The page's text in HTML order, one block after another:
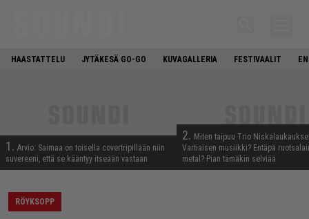
HAASTATTELU JYTÄKESÄ GO-GO KUVAGALLERIA FESTIVAALIT
1. Arvio: Saimaa on toisella covertripillään niin
suvereeni, että se kääntyy itseään vastaan
2. Miten taipuu Trio
Vartiaisen musiikki? Entäpä
metal? Pian tämäkin selviää
RÖYKSOPP